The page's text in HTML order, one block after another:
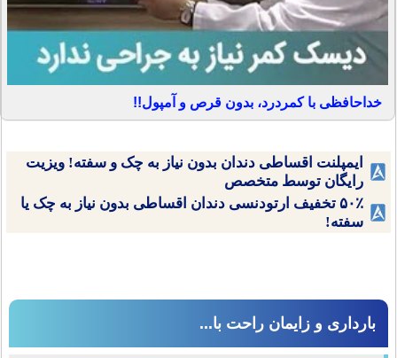
خداحافظی با کمردرد، بدون قرص و آمپول!!
ایمپلنت اقساطی دندان بدون نیاز به چک و سفته! ویزیت
رایگان توسط متخصص
۵۰٪ تخفیف ارتودنسی دندان اقساطی بدون نیاز به چک یا
سفته!
بارداری و زایمان راحت با...